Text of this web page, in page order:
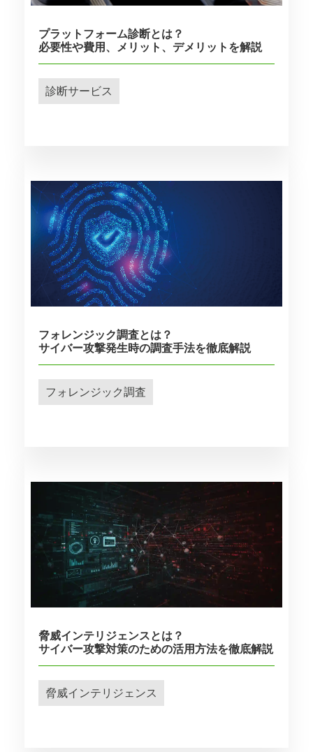
プラットフォーム診断とは？
必要性や費用、メリット、デメリットを解説
診断サービス
フォレンジック調査とは？
サイバー攻撃発生時の調査手法を徹底解説
フォレンジック調査
脅威インテリジェンスとは？
サイバー攻撃対策のための活用方法を徹底解説
脅威インテリジェンス